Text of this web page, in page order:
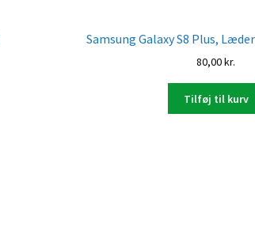
Samsung Galaxy S8 Plus,
80,00kr.
Tilføj til kurv